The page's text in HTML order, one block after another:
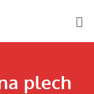
plech